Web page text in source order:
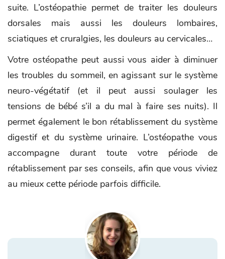
suite. L’ostéopathie permet de traiter les douleurs
dorsales mais aussi les douleurs lombaires,
sciatiques et cruralgies, les douleurs au cervicales…
Votre ostéopathe peut aussi vous aider à diminuer
les troubles du sommeil, en agissant sur le système
neuro-végétatif (et il peut aussi soulager les
tensions de bébé s’il a du mal à faire ses nuits). Il
permet également le bon rétablissement du système
digestif et du système urinaire. L’ostéopathe vous
accompagne durant toute votre période de
rétablissement par ses conseils, afin que vous viviez
au mieux cette période parfois difficile.